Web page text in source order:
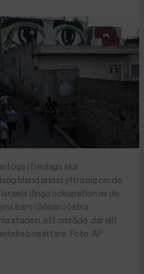
i fredags ska
bland annat yttra sig om de
långa ockupation av de
barn i Silwan i östra
staden, ett område där allt
bosättare. Foto: AP